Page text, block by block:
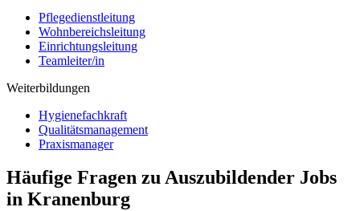
Pflegedienstleitung
Wohnbereichsleitung
Einrichtungsleitung
Teamleiter/in
Weiterbildungen
Hygienefachkraft
Qualitätsmanagement
Praxismanager
Häufige Fragen zu Auszubildender Jobs
in Kranenburg